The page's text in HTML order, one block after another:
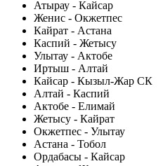
Атырау - Кайсар
Женис - Окжетпес
Кайрат - Астана
Каспий - Жетысу
Улытау - Актобе
Иртыш - Алтай
Кайсар - Кызыл-Жар СК
Алтай - Каспий
Актобе - Елимай
Жетысу - Кайрат
Окжетпес - Улытау
Астана - Тобол
Ордабасы - Кайсар